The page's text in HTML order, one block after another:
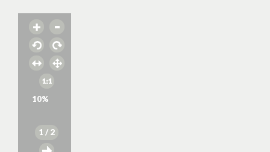
10%
1 / 2